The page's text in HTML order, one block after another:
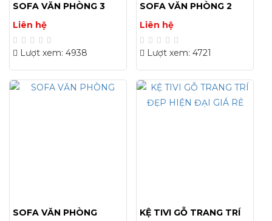
SOFA VĂN PHÒNG 3
Liên hệ
Lượt xem: 4938
SOFA VĂN PHÒNG 2
Liên hệ
Lượt xem: 4721
SOFA VĂN PHÒNG
KỆ TIVI GỖ TRANG TRÍ